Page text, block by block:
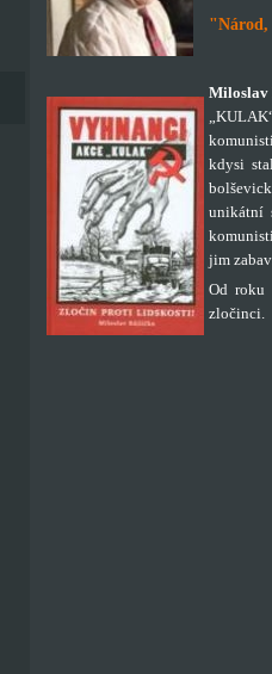
"Národ,
Miloslav
kdysi
unikátní
jim
Od roku
zločinci.